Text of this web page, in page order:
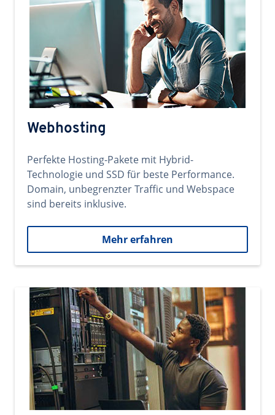
Webhosting
Perfekte Hosting-Pakete mit Hybrid-
Technologie und SSD für beste Performance.
Domain, unbegrenzter Traffic und Webspace
sind bereits inklusive.
Mehr erfahren